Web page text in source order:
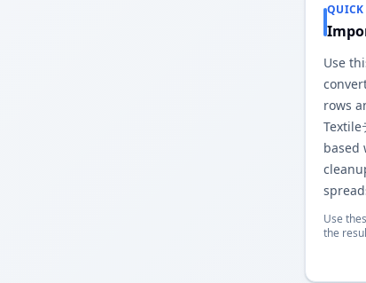
QUICK
Use
rows
Textile
based
Use
the